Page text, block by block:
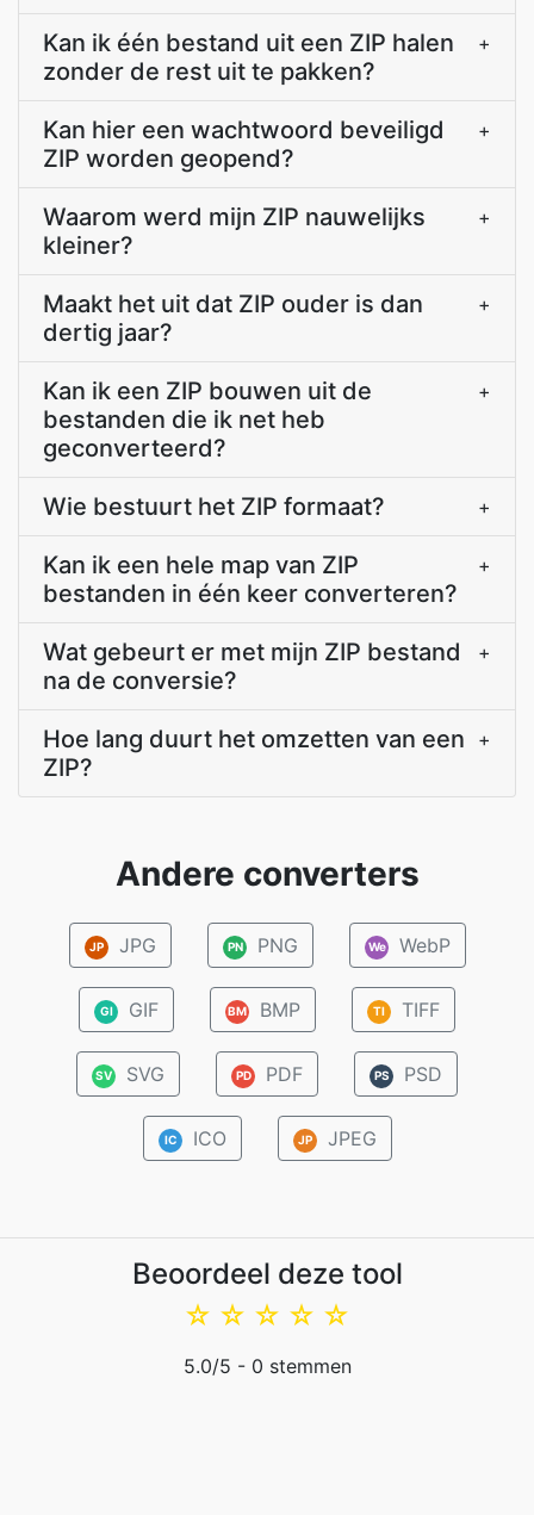
Kan ik één bestand uit een ZIP halen
zonder de rest uit te pakken?
+
Kan hier een wachtwoord beveiligd
ZIP worden geopend?
+
Waarom werd mijn ZIP nauwelijks
kleiner?
+
Maakt het uit dat ZIP ouder is dan
dertig jaar?
+
Kan ik een ZIP bouwen uit de
bestanden die ik net heb
geconverteerd?
+
Wie bestuurt het ZIP formaat? +
Kan ik een hele map van ZIP
bestanden in één keer converteren?
+
Wat gebeurt er met mijn ZIP bestand
na de conversie?
+
Hoe lang duurt het omzetten van een
ZIP?
+
Andere converters
JP JPG PN PNG We WebP
GI GIF BM BMP TI TIFF
SV SVG PD PDF PS PSD
IC ICO JP JPEG
Beoordeel deze tool
☆
☆
☆
☆
☆
5.0/5 - 0 stemmen